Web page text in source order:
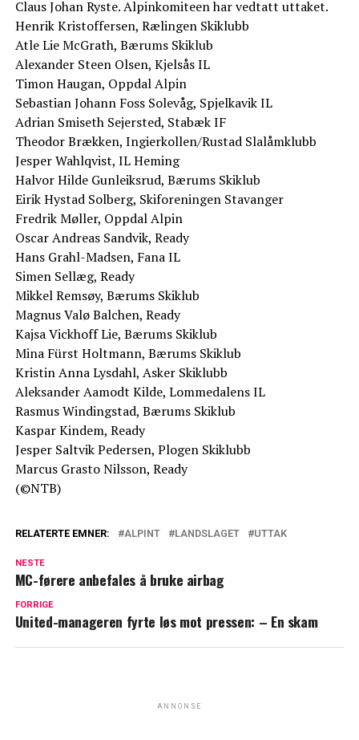
Claus Johan Ryste. Alpinkomiteen har vedtatt uttaket.
Henrik Kristoffersen, Rælingen Skiklubb
Atle Lie McGrath, Bærums Skiklub
Alexander Steen Olsen, Kjelsås IL
Timon Haugan, Oppdal Alpin
Sebastian Johann Foss Solevåg, Spjelkavik IL
Adrian Smiseth Sejersted, Stabæk IF
Theodor Brækken, Ingierkollen/Rustad Slalåmklubb
Jesper Wahlqvist, IL Heming
Halvor Hilde Gunleiksrud, Bærums Skiklub
Eirik Hystad Solberg, Skiforeningen Stavanger
Fredrik Møller, Oppdal Alpin
Oscar Andreas Sandvik, Ready
Hans Grahl-Madsen, Fana IL
Simen Sellæg, Ready
Mikkel Remsøy, Bærums Skiklub
Magnus Valø Balchen, Ready
Kajsa Vickhoff Lie, Bærums Skiklub
Mina Fürst Holtmann, Bærums Skiklub
Kristin Anna Lysdahl, Asker Skiklubb
Aleksander Aamodt Kilde, Lommedalens IL
Rasmus Windingstad, Bærums Skiklub
Kaspar Kindem, Ready
Jesper Saltvik Pedersen, Plogen Skiklubb
Marcus Grasto Nilsson, Ready
(©NTB)
RELATERTE EMNER: ALPINT LANDSLAGET UTTAK
NESTE
MC-førere anbefales å bruke airbag
FORRIGE
United-manageren fyrte løs mot pressen: – En skam
ANNONSE